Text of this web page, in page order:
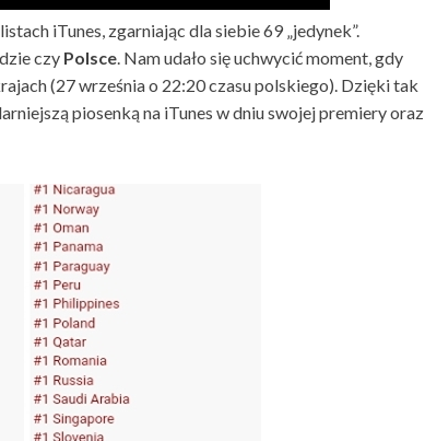
iTunes, zgarniając dla siebie 69 „jedynek”.
czy Polsce. Nam udało się uchwycić moment, gdy
(27 września o 22:20 czasu polskiego). Dzięki tak
piosenką na iTunes w dniu swojej premiery oraz